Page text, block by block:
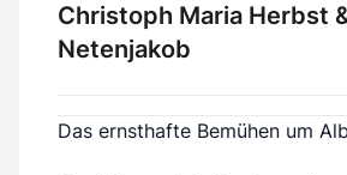
Christoph Maria Herbst
Netenjakob
Das ernsthafte Bemühen um